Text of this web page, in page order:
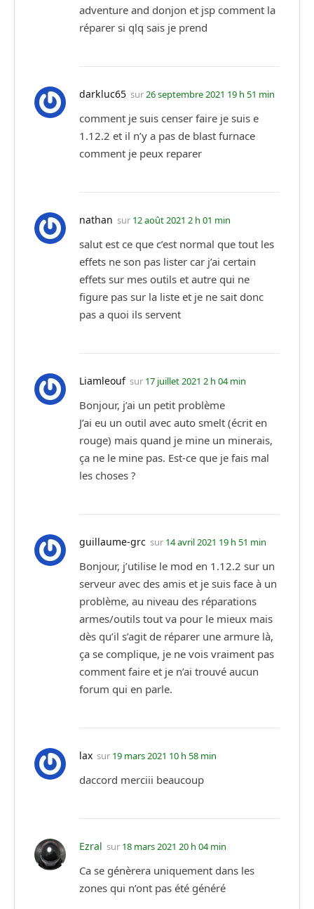
adventure and donjon et jsp comment la
réparer si qlq sais je prend
darkluc65 sur26 septembre 2021 19 h 51 min
comment je suis censer faire je suis e
1.12.2 et il n’y a pas de blast furnace
comment je peux reparer
nathan sur 12 août 2021 2 h 01 min
salut est ce que c’est normal que tout les
effets ne son pas lister car j’ai certain
effets sur mes outils et autre qui ne
figure pas sur la liste et je ne sait donc
pas a quoi ils servent
Liamleouf sur 17 juillet 2021 2 h 04 min
Bonjour, j’ai un petit problème
J’ai eu un outil avec auto smelt (écrit en
rouge) mais quand je mine un minerais,
ça ne le mine pas. Est-ce que je fais mal
les choses ?
guillaume-grc sur 14 avril 2021 19 h 51 min
Bonjour, j’utilise le mod en 1.12.2 sur un
serveur avec des amis et je suis face à un
problème, au niveau des réparations
armes/outils tout va pour le mieux mais
dès qu’il s’agit de réparer une armure là,
ça se complique, je ne vois vraiment pas
comment faire et je n’ai trouvé aucun
forum qui en parle.
lax sur 19 mars 2021 10 h 58 min
daccord merciii beaucoup
Ezral sur 18 mars 2021 20 h 04 min
Ca se génèrera uniquement dans les
zones qui n’ont pas été généré